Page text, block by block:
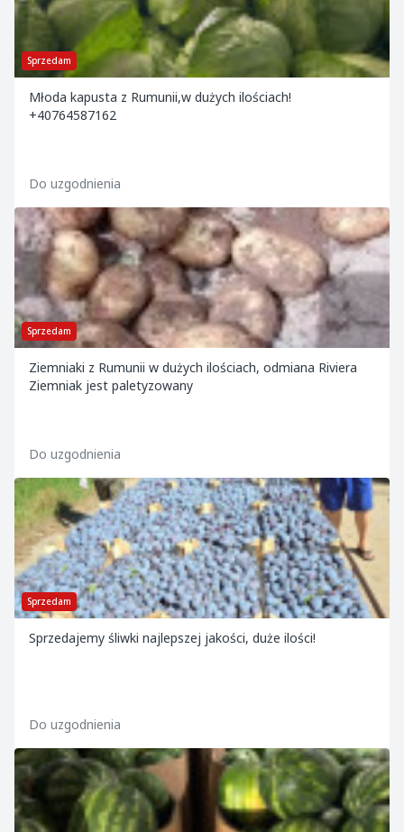
Sprzedam
Młoda kapusta z Rumunii,w dużych ilościach!
+40764587162
Do uzgodnienia
Sprzedam
Ziemniaki z Rumunii w dużych ilościach, odmiana Riviera
Ziemniak jest paletyzowany
Do uzgodnienia
Sprzedam
Sprzedajemy śliwki najlepszej jakości, duże ilości!
Do uzgodnienia